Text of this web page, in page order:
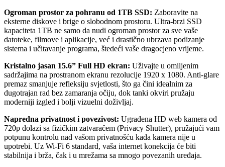
Ogroman prostor za pohranu od 1TB SSD: Zaboravite na
eksterne diskove i brige o slobodnom prostoru. Ultra-brzi SSD
kapaciteta 1TB ne samo da nudi ogroman prostor za sve vaše
datoteke, filmove i aplikacije, već i drastično ubrzava podizanje
sistema i učitavanje programa, štedeći vaše dragocjeno vrijeme.
Kristalno jasan 15.6” Full HD ekran: Uživajte u omiljenim
sadržajima na prostranom ekranu rezolucije 1920 x 1080. Anti-glare
premaz smanjuje refleksiju svjetlosti, što ga čini idealnim za
dugotrajan rad bez zamaranja očiju, dok tanki okviri pružaju
moderniji izgled i bolji vizuelni doživljaj.
Napredna privatnost i povezivost: Ugrađena HD web kamera od
720p dolazi sa fizičkim zatvaračem (Privacy Shutter), pružajući vam
potpunu kontrolu nad vašom privatnošću kada kamera nije u
upotrebi. Uz Wi-Fi 6 standard, vaša internet konekcija će biti
stabilnija i brža, čak i u mrežama sa mnogo povezanih uređaja.